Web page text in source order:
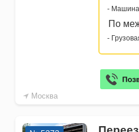
Москва
- Машина
По
-